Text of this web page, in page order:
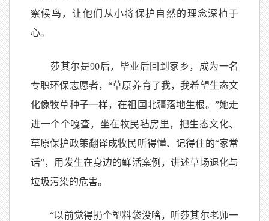
察候鸟，让他们从小将保护自然的理念深植于
心。
莎其尔是90后，毕业后回到家乡，成为一名
专职环保志愿者，“草原养育了我，我希望生态文
化像牧草种子一样，在祖国北疆落地生根。”她走
进一个个嘎查，坐在牧民毡房里，把生态文化、
草原保护政策翻译成牧民听得懂、记得住的“家常
话”，用发生在身边的鲜活案例，讲述草场退化与
垃圾污染的危害。
“以前觉得扔个塑料袋没啥，听莎其尔老师一